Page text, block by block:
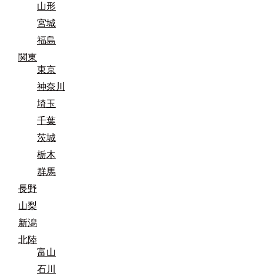
山形
宮城
福島
関東
東京
神奈川
埼玉
千葉
茨城
栃木
群馬
長野
山梨
新潟
北陸
富山
石川